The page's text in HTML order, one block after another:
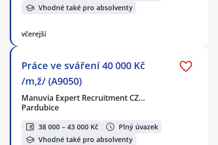
Vhodné také pro absolventy
včerejší
Práce ve sváření 40 000 Kč
/m,ž/ (A9050)
Manuvia Expert Recruitment CZ…
Pardubice
38 000 – 43 000 Kč
Plný úvazek
Vhodné také pro absolventy